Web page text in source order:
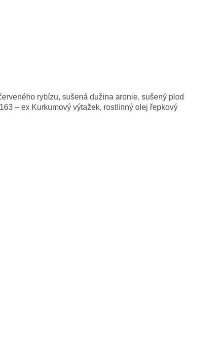
rybízu, sušená dužina aronie, sušený plod
– ex Kurkumový výtažek, rostlinný olej řepkový